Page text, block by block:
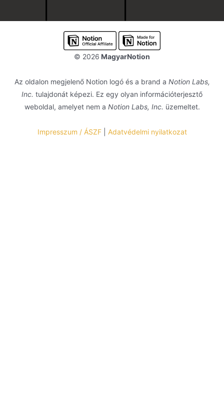
© 2026 MagyarNotion
Az oldalon megjelenő Notion logó és a brand a Notion Labs,
Inc. tulajdonát képezi. Ez egy olyan információterjesztő
weboldal, amelyet nem a Notion Labs, Inc. üzemeltet.
Impresszum / ÁSZF| Adatvédelmi nyilatkozat